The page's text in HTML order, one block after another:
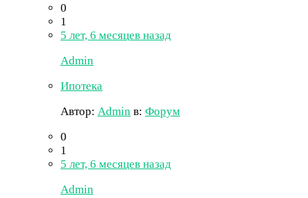
0
1
5 лет, 6 месяцев назад
Admin
Ипотека
Автор: Admin в: Форум
0
1
5 лет, 6 месяцев назад
Admin